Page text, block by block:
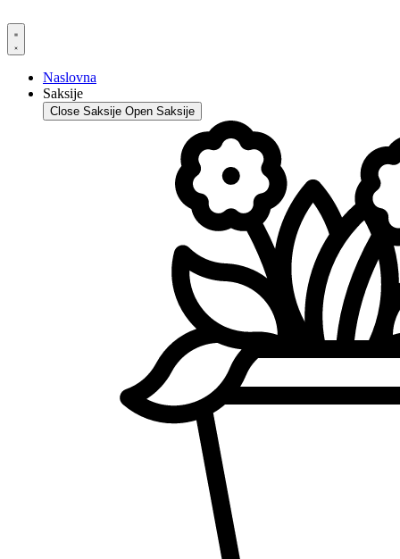
to
content
Naslovna
Saksije
Close Saksije Open Saksije